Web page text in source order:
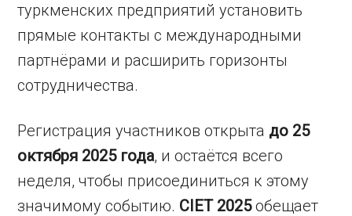
туркменских предприятий установить
прямые контакты с международными
партнёрами и расширить горизонты
сотрудничества.
Регистрация участников открыта до 25
октября 2025 года, и остаётся всего
неделя, чтобы присоединиться к этому
значимому событию. CIET 2025обещает